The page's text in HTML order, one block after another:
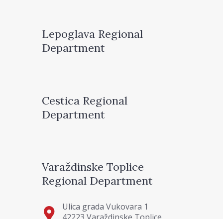
Lepoglava Regional
Department
Cestica Regional
Department
Varaždinske Toplice
Regional Department
Ulica grada Vukovara 1